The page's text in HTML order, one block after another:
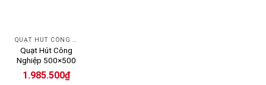
Quạt Hút Công
Nghiệp 500×500
1.985.500₫